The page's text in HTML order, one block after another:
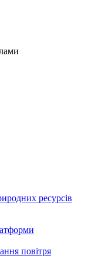
ресурсів
повітря